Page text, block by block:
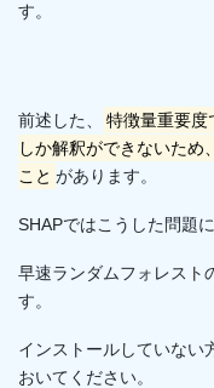
す。
前述した、
特徴量重要度
しか解釈ができないため
こと があります。
SHAPではこうした問題
早速ランダムフォレスト
す。
インストールしていない
おいてください。